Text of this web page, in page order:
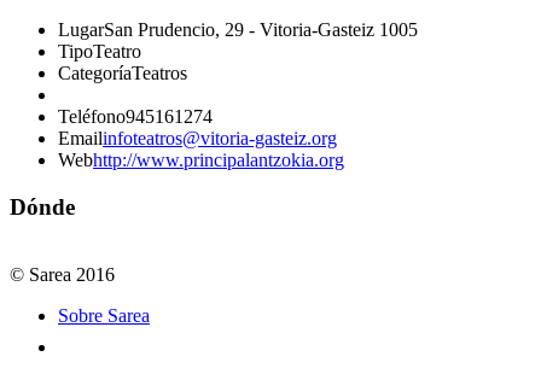
LugarSan Prudencio, 29 - Vitoria-Gasteiz 1005
TipoTeatro
CategoríaTeatros
Teléfono945161274
Emailinfoteatros@vitoria-gasteiz.org
Webhttp://www.principalantzokia.org
Dónde
© Sarea 2016
Sobre Sarea